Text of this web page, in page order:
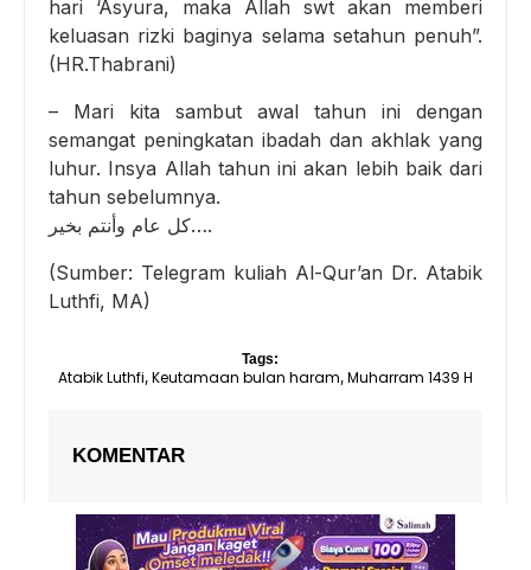
hari ‘Asyura, maka Allah swt akan memberi
keluasan rizki baginya selama setahun penuh”.
(HR.Thabrani)
– Mari kita sambut awal tahun ini dengan
semangat peningkatan ibadah dan akhlak yang
luhur. Insya Allah tahun ini akan lebih baik dari
tahun sebelumnya.
كل عام وأنتم بخير….
(Sumber: Telegram kuliah Al-Qur’an Dr. Atabik
Luthfi, MA)
Tags:
Atabik Luthfi, Keutamaan bulan haram, Muharram 1439 H
KOMENTAR